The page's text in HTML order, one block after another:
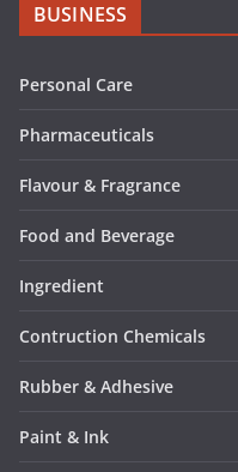
BUSINESS
Personal Care
Pharmaceuticals
Flavour & Fragrance
Food and Beverage
Ingredient
Contruction Chemicals
Rubber & Adhesive
Paint & Ink